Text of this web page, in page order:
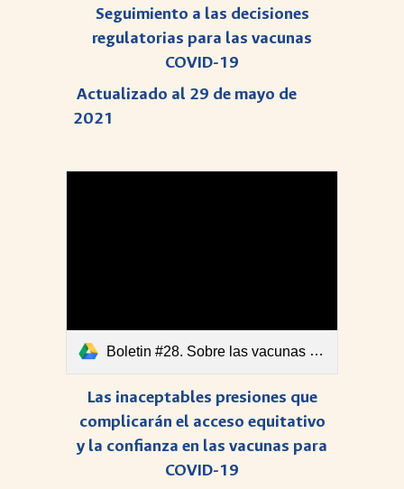
Seguimiento a las decisiones
regulatorias para las vacunas
COVID-19
Actualizado al 29 de mayo de
2021
Boletin #28. Sobre las vacunas en fase III para COVID-19.pdf
Las inaceptables presiones que
complicarán el acceso equitativo
y la confianza en las vacunas para
COVID-19